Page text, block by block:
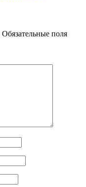
Обязательные поля